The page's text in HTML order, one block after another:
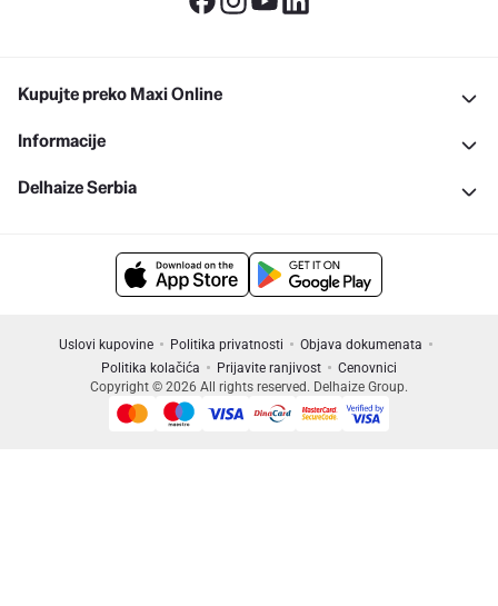
Kupujte preko Maxi Online
Informacije
Delhaize Serbia
Uslovi kupovine Politika privatnosti
Objava dokumenata
Politika kolačića
Prijavite ranjivost
Cenovnici
Copyright © 2026 All rights reserved. Delhaize Group.